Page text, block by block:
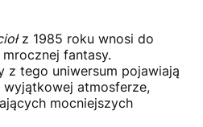
z 1985 roku wnosi do
fantasy.
z tego uniwersum pojawiają
atmosferze,
mocniejszych